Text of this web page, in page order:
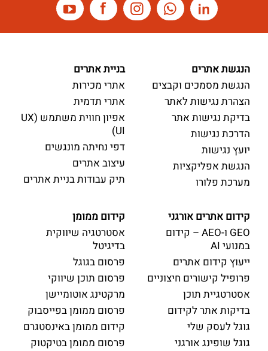
הנגשת אתרים
הנגשת מסמכים וקבצים
הצהרת נגישות לאתר
בדיקת נגישות אתר
הדרכת נגישות
יועץ נגישות
הנגשת אפליקציות
מערכת פלורו
בניית אתרים
אתרי מכירות
אתרי תדמית
אפיון חווית משתמש (UX
UI)
דפי נחיתה מונגשים
עיצוב אתרים
תיק עבודות בניית אתרים
קידום אתרים אורגני
GEO ו-AEO – קידום
במנועי AI
ייעוץ קידום אתרים
פרופיל קישורים חיצוניים
אסטרטגיית תוכן
בדיקות אתר לקידום
גוגל לעסק שלי
גוגל שופינג אורגני
קידום ממומן
אסטרטגיה שיווקית
בדיגיטל
פרסום בגוגל
פרסום תוכן שיווקי
מרקטינג אוטומיישן
פרסום ממומן בפייסבוק
קידום ממומן באינסטגרם
פרסום ממומן בטיקטוק